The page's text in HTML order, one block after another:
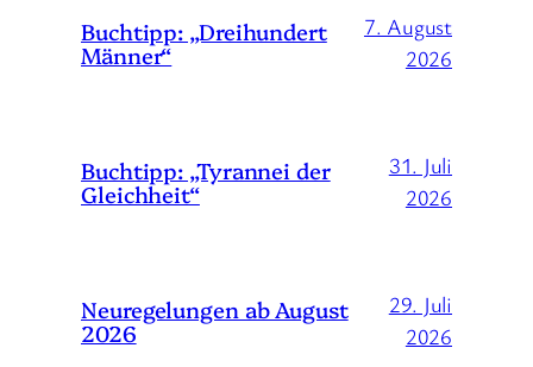
Buchtipp: „Dreihundert
Männer“
7. August
2026
Buchtipp: „Tyrannei der
Gleichheit“
31. Juli
2026
Neuregelungen ab August
2026
29. Juli
2026